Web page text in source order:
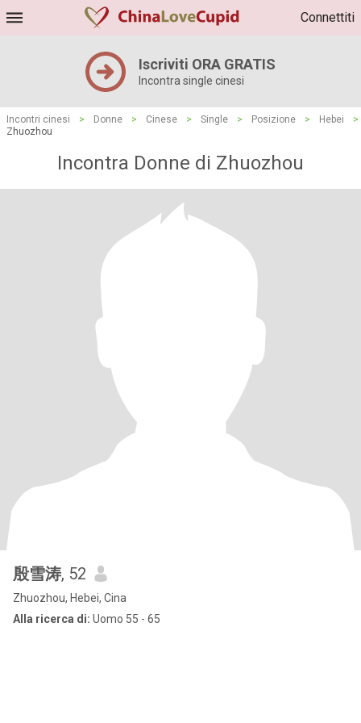
Connettiti
Iscriviti ORA GRATIS
Incontra single cinesi
Incontri cinesi > Donne > Cinese > Single > Posizione > Hebei
>
Zhuozhou
Incontra Donne di Zhuozhou
殷雪涛, 52
Zhuozhou, Hebei, Cina
Alla ricerca di: Uomo 55 - 65